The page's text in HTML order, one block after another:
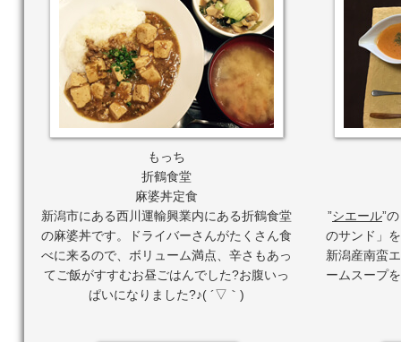
もっち
折鶴食堂
麻婆丼定食
新潟市にある西川運輸興業内にある折鶴食堂
の麻婆丼です。ドライバーさんがたくさん食
べに来るので、ボリューム満点、辛さもあっ
てご飯がすすむお昼ごはんでした?お腹いっ
ぱいになりました?♪( ´▽｀)
”シエール”
のサンド」
新潟産南蛮
ームスープ